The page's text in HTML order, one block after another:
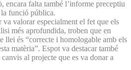
encara falta també l’informe preceptiu
funció pública.
valorar especialment el fet que els
més aprofundida, troben que en
llei és “correcte i homologable amb els
matèria”. Espot va destacar també
al projecte que es va donar a